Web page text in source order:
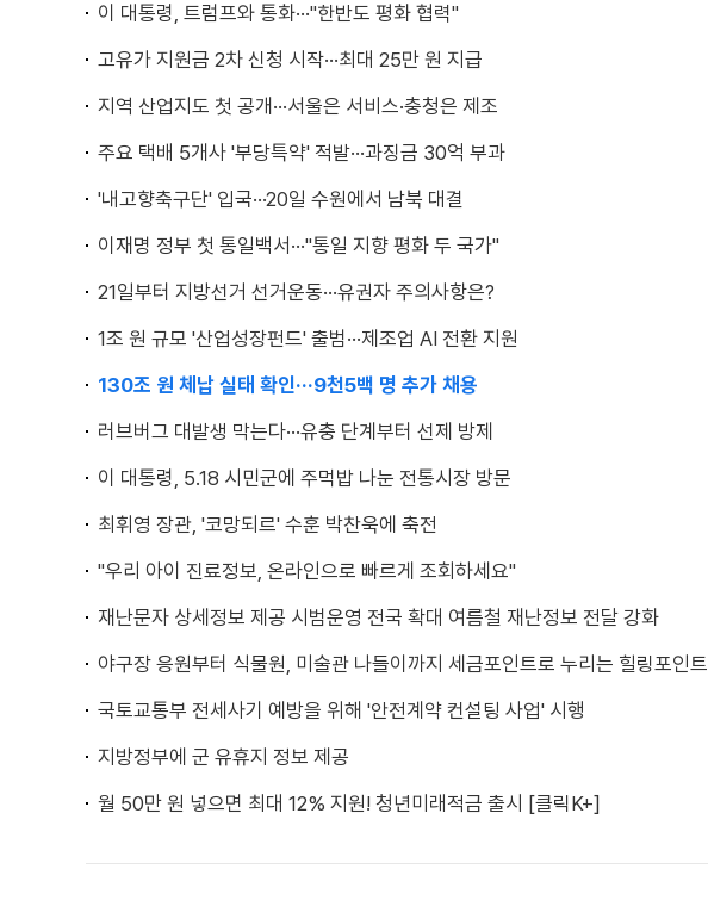
이 대통령, 트럼프와 통화···"한반도 평화 협력"
고유가 지원금 2차 신청 시작···최대 25만 원 지급
지역 산업지도 첫 공개···서울은 서비스·충청은 제조
주요 택배 5개사 '부당특약' 적발···과징금 30억 부과
'내고향축구단' 입국···20일 수원에서 남북 대결
이재명 정부 첫 통일백서···"통일 지향 평화 두 국가"
21일부터 지방선거 선거운동···유권자 주의사항은?
1조 원 규모 '산업성장펀드' 출범···제조업 AI 전환 지원
130조 원 체납 실태 확인···9천5백 명 추가 채용
러브버그 대발생 막는다···유충 단계부터 선제 방제
이 대통령, 5.18 시민군에 주먹밥 나눈 전통시장 방문
최휘영 장관, '코망되르' 수훈 박찬욱에 축전
"우리 아이 진료정보, 온라인으로 빠르게 조회하세요"
재난문자 상세정보 제공 시범운영 전국 확대 여름철 재난정보 전달 강화
야구장 응원부터 식물원, 미술관 나들이까지 세금포인트로 누리는 힐링포인트
국토교통부 전세사기 예방을 위해 '안전계약 컨설팅 사업' 시행
지방정부에 군 유휴지 정보 제공
월 50만 원 넣으면 최대 12% 지원! 청년미래적금 출시 [클릭K+]